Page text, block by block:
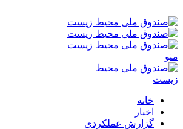
منو
خانه
اخبار
گزارش عملکردی